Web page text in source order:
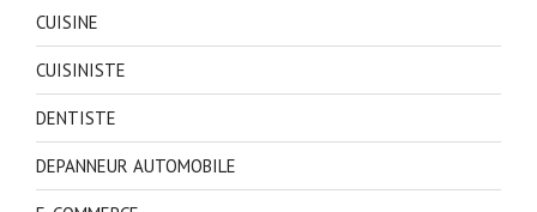
CUISINE
CUISINISTE
DENTISTE
DEPANNEUR AUTOMOBILE